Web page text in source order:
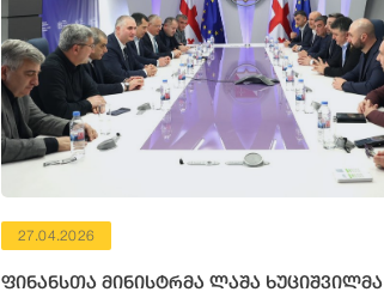
27.04.2026
ფინანსთა მინისტრმა ლაშა ხუციშვილმა